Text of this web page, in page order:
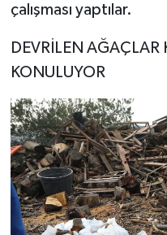
çalışması yaptılar.
DEVRİLEN AĞAÇLAR
KONULUYOR